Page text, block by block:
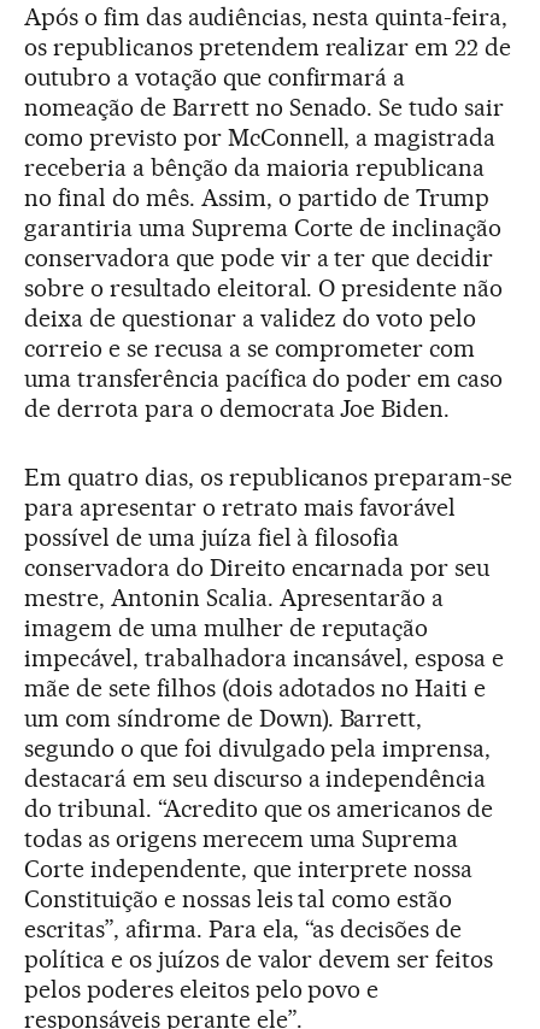
Após o fim das audiências, nesta quinta-feira,
os republicanos pretendem realizar em 22 de
outubro a votação que confirmará a
nomeação de Barrett no Senado. Se tudo sair
como previsto por McConnell, a magistrada
receberia a bênção da maioria republicana
no final do mês. Assim, o partido de Trump
garantiria uma Suprema Corte de inclinação
conservadora que pode vir a ter que decidir
sobre o resultado eleitoral. O presidente não
deixa de questionar a validez do voto pelo
correio e se recusa a se comprometer com
uma transferência pacífica do poder em caso
de derrota para o democrata Joe Biden.
Em quatro dias, os republicanos preparam-se
para apresentar o retrato mais favorável
possível de uma juíza fiel à filosofia
conservadora do Direito encarnada por seu
mestre, Antonin Scalia. Apresentarão a
imagem de uma mulher de reputação
impecável, trabalhadora incansável, esposa e
mãe de sete filhos (dois adotados no Haiti e
um com síndrome de Down). Barrett,
segundo o que foi divulgado pela imprensa,
destacará em seu discurso a independência
do tribunal. “Acredito que os americanos de
todas as origens merecem uma Suprema
Corte independente, que interprete nossa
Constituição e nossas leis tal como estão
escritas”, afirma. Para ela, “as decisões de
política e os juízos de valor devem ser feitos
pelos poderes eleitos pelo povo e
responsáveis perante ele”.